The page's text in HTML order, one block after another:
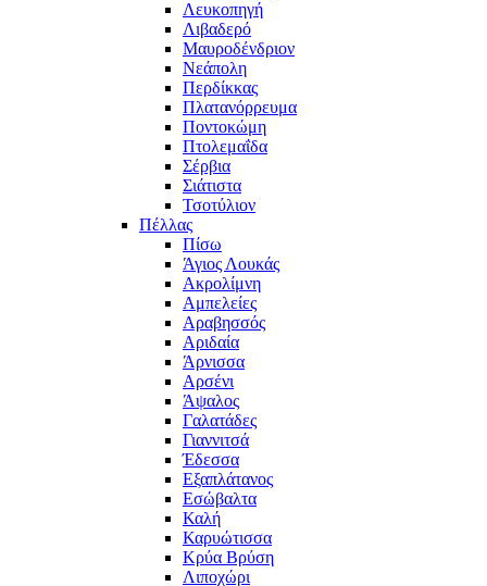
Λευκοπηγή
Λιβαδερό
Μαυροδένδριον
Νεάπολη
Περδίκκας
Πλατανόρρευμα
Ποντοκώμη
Πτολεμαΐδα
Σέρβια
Σιάτιστα
Τσοτύλιον
Πέλλας
Πίσω
Άγιος Λουκάς
Ακρολίμνη
Αμπελείες
Αραβησσός
Αριδαία
Άρνισσα
Αρσένι
Άψαλος
Γαλατάδες
Γιαννιτσά
Έδεσσα
Εξαπλάτανος
Εσώβαλτα
Καλή
Καρυώτισσα
Κρύα Βρύση
Λιποχώρι